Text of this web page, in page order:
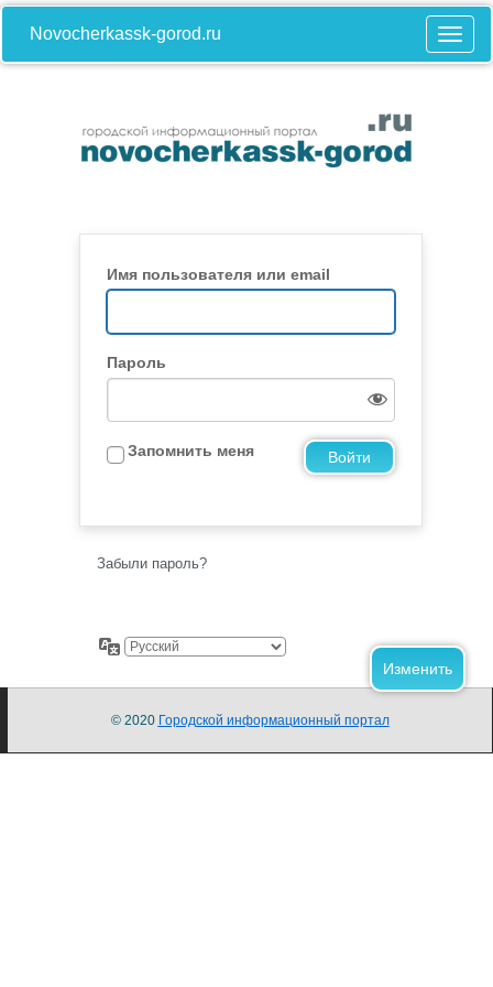
Novocherkassk-gorod.ru
Имя пользователя или email
Пароль
Запомнить меня
Забыли пароль?
© 2020 Городской информационный портал